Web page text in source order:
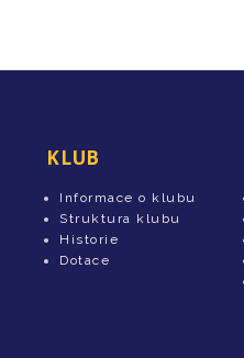
KLUB
Informace o klubu
Struktura klubu
Historie
Dotace